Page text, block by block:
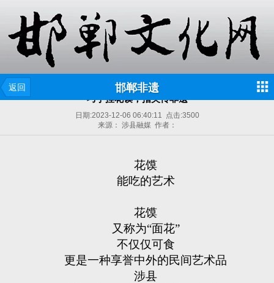
返回 邯郸非遗
巧手捏花馍，指尖传非遗
日期:2023-12-06 06:40:11 点击:3500
来源： 涉县融媒 作者：
花馍
能吃的艺术
花馍
又称为“面花”
不仅仅可食
更是一种享誉中外的民间艺术品
涉县